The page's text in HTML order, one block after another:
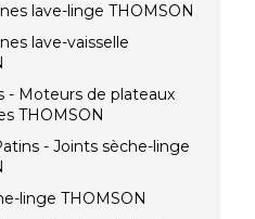
lave-linge THOMSON
lave-vaisselle
- Moteurs de plateaux
THOMSON
- Joints sèche-linge
linge THOMSON